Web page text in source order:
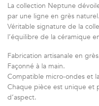
La collection Neptune
par une ligne en grès naturel.
Véritable signature de la
l’équilibre de la céramique
Fabrication artisanale en
Façonné à la main.
Compatible micro-ondes et
Chaque pièce est unique et
d’aspect.